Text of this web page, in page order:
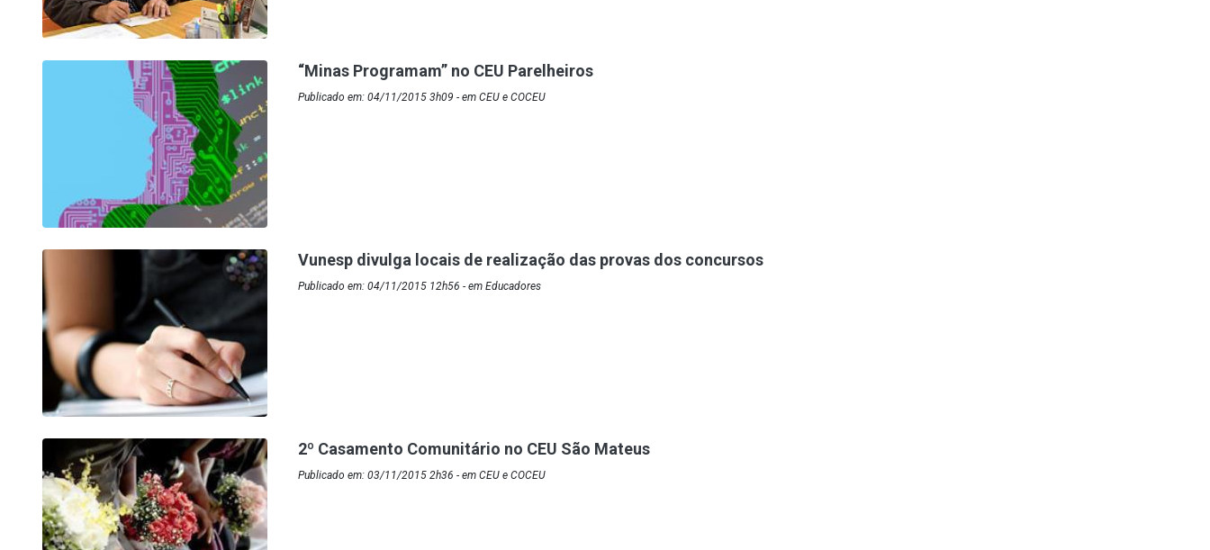
“Minas Programam” no CEU Parelheiros
Publicado em: 04/11/2015 3h09 - em CEU e COCEU
Vunesp divulga locais de realização das provas dos concursos
Publicado em: 04/11/2015 12h56 - em Educadores
2º Casamento Comunitário no CEU São Mateus
Publicado em: 03/11/2015 2h36 - em CEU e COCEU